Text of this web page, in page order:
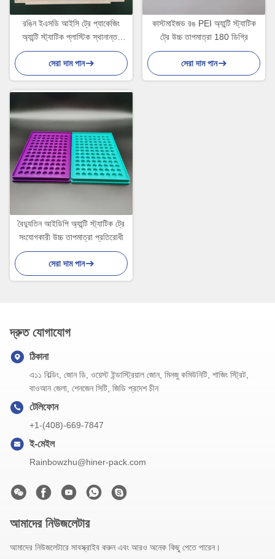
রঙিন ইএসডি আইসি ট্রে প্যাকেজিং
অ্যান্টি স্ট্যাটিক প্লাস্টিক স্থানান্তর
ডিভাইস
সেরা দাম পান
কাস্টমাইজড রঙ PEI অ্যান্টি স্ট্যাটিক
ট্রে উচ্চ তাপমাত্রা 180 ডিগ্রি
সেরা দাম পান
বৈদ্যুতিন আইডিপি অ্যান্টি স্ট্যাটিক ট্রে
সংযোগকারী উচ্চ তাপমাত্রা প্রতিরোধী
সেরা দাম পান
দ্রুত যোগাযোগ
ঠিকানা
এ১১ বিল্ডিং, জোন ডি, ওয়েস্ট ইন্ডাস্ট্রিয়াল জোন, মিনজু কমিউনিটি, শাজিং স্ট্রিট,
বাওআন জেলা, শেনজেন সিটি, জিডি প্রদেশ চীন
টেলিফোন
+1-(408)-669-7847
ই-মেইল
Rainbowzhu@hiner-pack.com
আমাদের নিউজলেটার
আমাদের নিউজলেটারে সাবস্ক্রাইব করুন এবং আরও অনেক কিছু পেতে পারেন।